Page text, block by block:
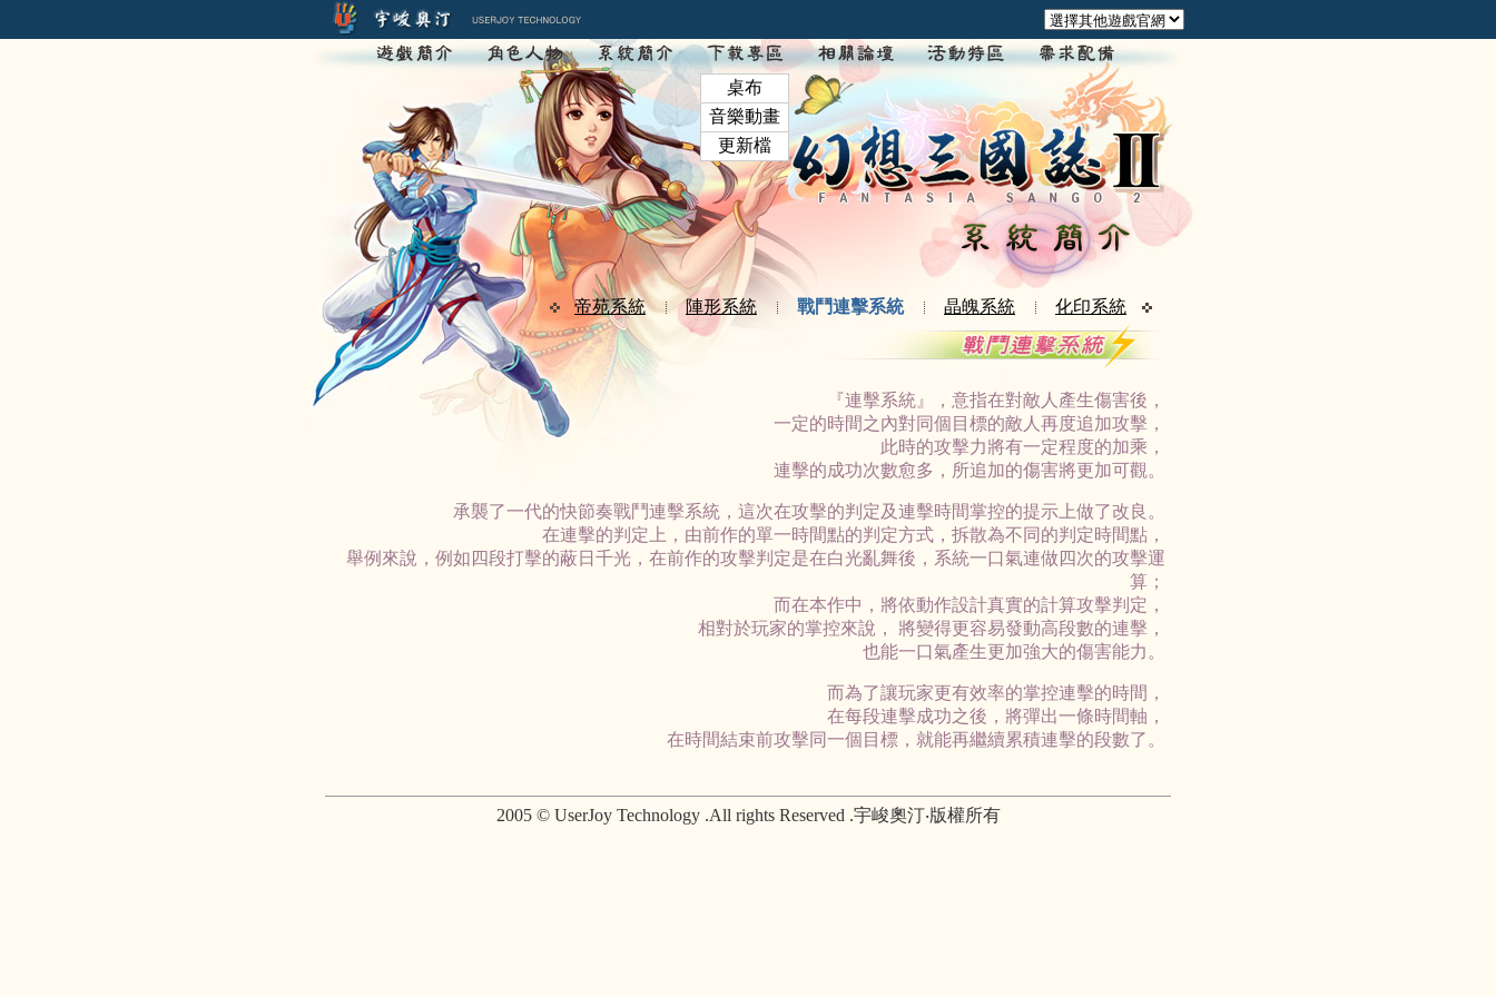
帝苑系統 陣形系統 戰鬥連擊系統 晶魄系統 化印系統
『連擊系統』，意指在對敵人產生傷害後，
一定的時間之內對同個目標的敵人再度追加攻擊，
此時的攻擊力將有一定程度的加乘，
連擊的成功次數愈多，所追加的傷害將更加可觀。
承襲了一代的快節奏戰鬥連擊系統，這次在攻擊的判定及連擊時間掌控的提示上做了改良。
在連擊的判定上，由前作的單一時間點的判定方式，拆散為不同的判定時間點，
舉例來說，例如四段打擊的蔽日千光，在前作的攻擊判定是在白光亂舞後，系統一口氣連做四次的攻擊運
算；
而在本作中，將依動作設計真實的計算攻擊判定，
相對於玩家的掌控來說， 將變得更容易發動高段數的連擊，
也能一口氣產生更加強大的傷害能力。
而為了讓玩家更有效率的掌控連擊的時間，
在每段連擊成功之後，將彈出一條時間軸，
在時間結束前攻擊同一個目標，就能再繼續累積連擊的段數了。
2005 © UserJoy Technology .All rights Reserved .宇峻奧汀‧版權所有
桌布
音樂動畫
更新檔